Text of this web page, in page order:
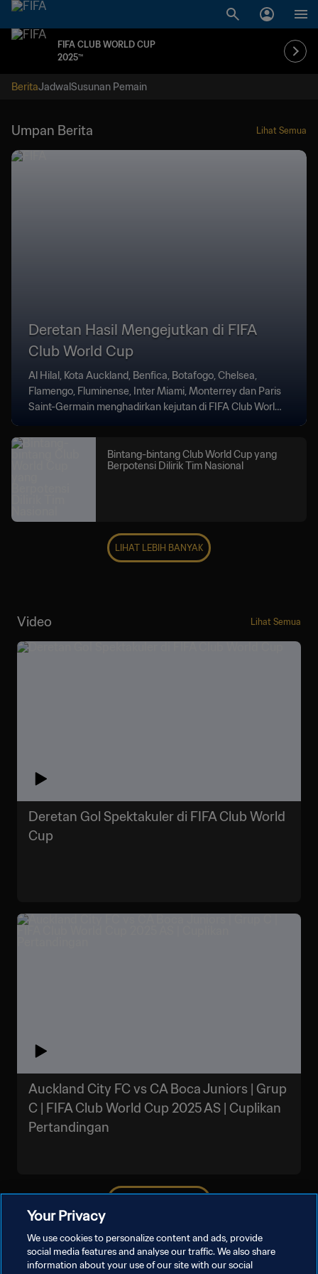
FIFA CLUB WORLD CUP
2025™
BeritaJadwalSusunan Pemain
Umpan Berita Lihat Semua
Deretan Hasil Mengejutkan di FIFA
Club World Cup
Al Hilal, Kota Auckland, Benfica, Botafogo, Chelsea,
Flamengo, Fluminense, Inter Miami, Monterrey dan Paris
Saint-Germain menghadirkan kejutan di FIFA Club World
Bintang-bintang Club World Cup yang
Berpotensi Dilirik Tim Nasional
LIHAT LEBIH BANYAK
Video Lihat Semua
Deretan Gol Spektakuler di FIFA Club World
Cup
Auckland City FC vs CA Boca Juniors | Grup
C | FIFA Club World Cup 2025 AS | Cuplikan
Pertandingan
Your Privacy
We use cookies to personalize content and ads, provide
social media features and analyse our traffic. We also share
information about your use of our site with our social